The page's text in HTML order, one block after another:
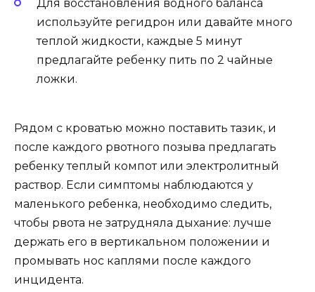
Для восстановления водного баланса
используйте регидрон или давайте много
теплой жидкости, каждые 5 минут
предлагайте ребенку пить по 2 чайные
ложки.
Рядом с кроватью можно поставить тазик, и
после каждого рвотного позыва предлагать
ребенку теплый компот или электролитный
раствор. Если симптомы наблюдаются у
маленького ребенка, необходимо следить,
чтобы рвота не затрудняла дыхание: лучше
держать его в вертикальном положении и
промывать нос каплями после каждого
инцидента.